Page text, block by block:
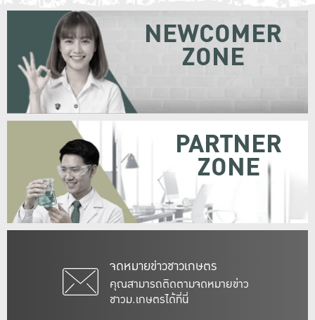
จดหมายข่าวชาวเกษตร
คุณสามารถติดตามจดหมายข่าว
ชาวม.เกษตรได้ที่นี่
NEWCOMER
ZONE
PARTNER
ZONE